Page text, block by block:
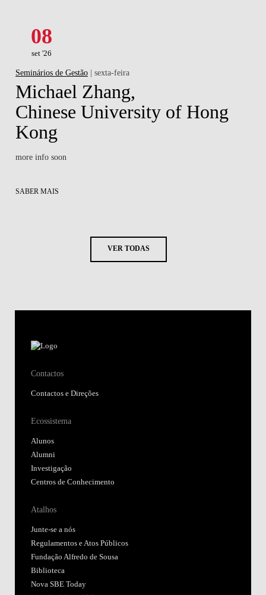
08
set '26
Seminários de Gestão | sexta-feira
Michael Zhang,
Chinese University of Hong
Kong
more info soon
SABER MAIS
VER TODAS
Contactos
Contactos e Direções
Ecossistema
Alunos
Alumni
Investigação
Centros de Conhecimento
Atalhos
Junte-se a nós
Regulamentos e Atos Públicos
Fundação Alfredo de Sousa
Biblioteca
Nova SBE Today